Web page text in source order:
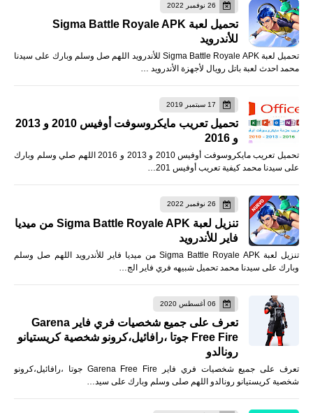
26 نوفمبر 2022
تحميل لعبة Sigma Battle Royale APK
للأندرويد
تحميل لعبة Sigma Battle Royale APK للأندرويد اللهم صل وسلم وبارك على سيدنا
محمد احدث لعبة باتل رويال لأجهزة الأندرويد …
17 سبتمبر 2019
تحميل تعريب مايكروسوفت أوفيس 2010 و 2013
و 2016
تحميل تعريب مايكروسوفت أوفيس 2010 و 2013 و 2016 اللهم صلي وسلم وبارك
على سيدنا محمد كيفية تعريب أوفيس 201…
26 نوفمبر 2022
تنزيل لعبة Sigma Battle Royale APK من ميديا
فاير للأندرويد
تنزيل لعبة Sigma Battle Royale APK من ميديا فاير للأندرويد اللهم صل وسلم
وبارك على سيدنا محمد تحميل شبيهه فري فاير الج…
06 أغسطس 2020
تعرف على جميع شخصيات فري فاير Garena
Free Fire جوتا ،رافائيل،كرونو شخصية كريستيانو
رونالدو
تعرف على جميع شخصيات فري فاير Garena Free Fire جوتا ،رافائيل،كرونو
شخصية كريستيانو رونالدو اللهم صلى وسلم وبارك على سيد…